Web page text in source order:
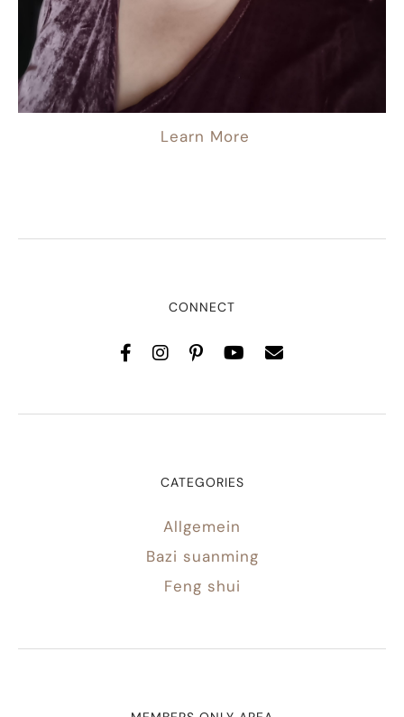
Learn More
CONNECT
CATEGORIES
Allgemein
Bazi suanming
Feng shui